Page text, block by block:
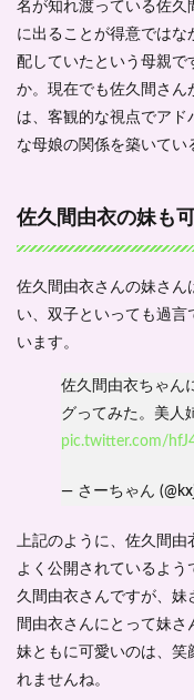
名が知れ渡っている佐久
に出ることが得意では
配していたという母親で
か。現在でも佐久間さん
は、客観的な視点でア
な母娘の関係を築いてい
佐久間由衣の妹も
佐久間由衣さんの妹さん
い、双子といっても過言
います。
佐久間由衣ちゃん
グってみた。美人
pic.twitter.com/
— さーちゃん
上記のように、佐久間由
よく公開されているよ
久間由衣さんですが、妹
間由衣さんにとって妹
妹ともに可愛いのは、笑
れませんね。